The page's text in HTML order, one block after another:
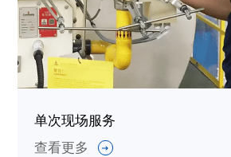
单次现场服务
查看更多